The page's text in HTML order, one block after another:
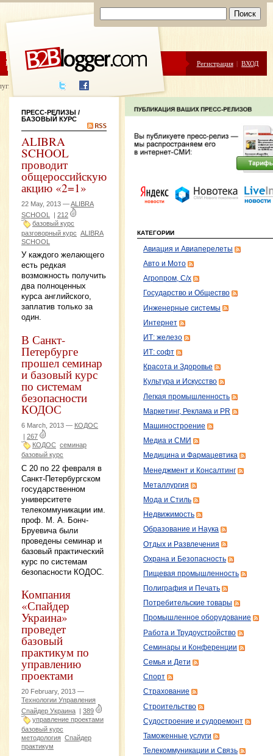
ЦЕНЫ ПОМОЩЬ Регистрация | ВХОД
написания
ПРЕСС-РЕЛИЗЫ /
БАЗОВЫЙ КУРС
ALIBRA
SCHOOL
проводит
общероссийскую
акцию «2=1»
22 May, 2013 —ALIBRA
SCHOOL
| 212
базовый курс
разговорный курс ALIBRA
SCHOOL
У каждого желающего
есть редкая
возможность получить
два полноценных
курса английского,
заплатив только за
один.
В Санкт-
Петербурге
прошел семинар
и базовый курс
по системам
безопасности
КОДОС
6 March, 2013 — КОДОС
| 267
КОДОС семинар
базовый курс
С 20 по 22 февраля в
Санкт-Петербургском
государственном
университете
телекоммуникации им.
проф. М. А. Бонч-
Бруевича были
проведены семинар и
базовый практический
курс по системам
безопасности КОДОС.
Компания
«Спайдер
Украина»
проведет
базовый
практикум по
управлению
проектами
20 February, 2013 —
Технологии Управления
Спайдер Украина
389
управление проектами
базовый курс
методология Спайдер
практикум
КАТЕГОРИИ
Авиация и Авиаперелеты
Авто и Мото
Агропром, С/х
Государство и Общество
Инженерные системы
Интернет
ИТ: железо
ИТ: софт
Красота и Здоровье
Культура и Искусство
Легкая промышленность
Маркетинг, Реклама и PR
Машиностроение
Медиа и СМИ
Медицина и Фармацевтика
Менеджмент и Консалтинг
Металлургия
Мода и Стиль
Недвижимость
Образование и Наука
Отдых и Развлечения
Охрана и Безопасность
Пищевая промышленность
Полиграфия и Печать
Потребительские товары
Промышленное оборудование
Работа и Трудоустройство
Семинары и Конференции
Семья и Дети
Спорт
Страхование
Строительство
Судостроение и судоремонт
Таможенные услуги
Телекоммуникации и Связь